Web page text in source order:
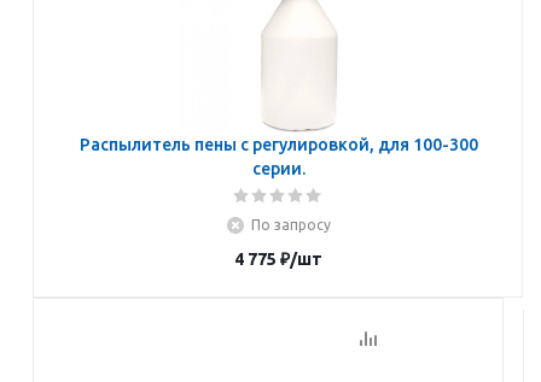
Распылитель пены с регулировкой, для 100-300
серии.
По запросу
4 775 ₽/шт